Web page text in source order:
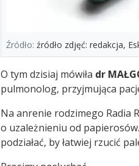
Źródło: źródło zdjęć: redakcja,
O tym dzisiaj mówiła dr
pulmonolog, przyjmująca
Na anrenie rodzimego Radia
o uzależnieniu od
podziałać, by łatwiej rzucić